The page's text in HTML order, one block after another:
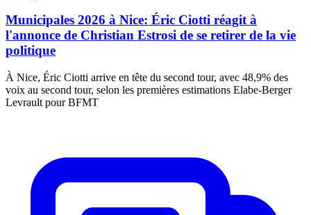
Municipales 2026 à Nice: Éric Ciotti réagit à
l'annonce de Christian Estrosi de se retirer de la vie
politique
À Nice, Éric Ciotti arrive en tête du second tour, avec 48,9% des
voix au second tour, selon les premières estimations Elabe-Berger
Levrault pour BFMT